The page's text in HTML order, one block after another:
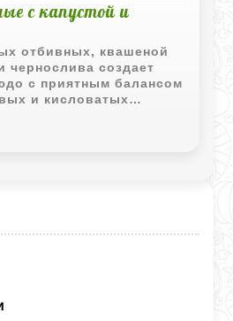
с капустой и
отбивных, квашеной
чернослива создает
с приятным балансом
и кисловатых
томление в духовке
и ароматным.